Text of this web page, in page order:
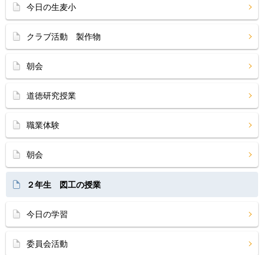
今日の生麦小
クラブ活動 製作物
朝会
道徳研究授業
職業体験
朝会
２年生 図工の授業
今日の学習
委員会活動